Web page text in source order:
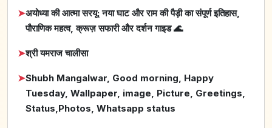
➤अयोध्या की आत्मा सरयू: नया घाट और राम की पैड़ी का संपूर्ण इतिहास,
पौराणिक महत्व, क्रूज़ सफारी और दर्शन गाइड 🌊
➤श्री यमराज चालीसा
➤Shubh Mangalwar, Good morning, Happy
Tuesday, Wallpaper, image, Picture, Greetings,
Status,Photos, Whatsapp status